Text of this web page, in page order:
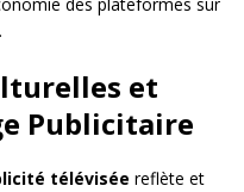
et
Publicitaire
télévisée reflète et